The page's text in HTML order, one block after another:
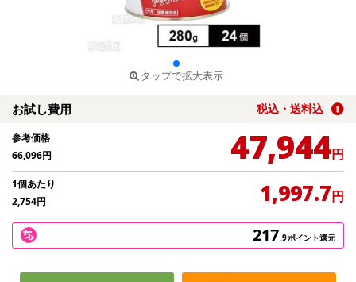
タップで拡大表示
お試し費用 税込・送料込
参考価格
66,096円 47,944円
1個あたり
2,754円 1,997.7円
217.9ポイント還元